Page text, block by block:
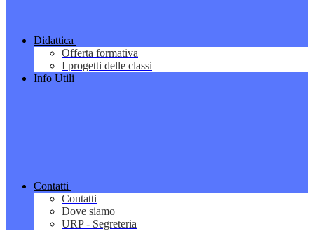
Didattica
Offerta formativa
I progetti delle classi
Info Utili
Contatti
Contatti
Dove siamo
URP - Segreteria